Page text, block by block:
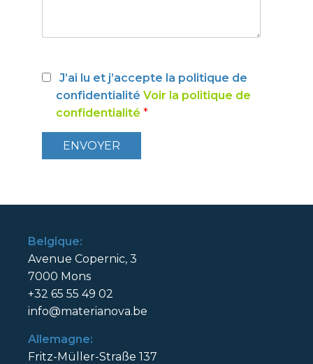
Belgique:
Avenue Copernic, 3
7000 Mons
+32 65 55 49 02
info@materianova.be
Allemagne:
Fritz-Müller-Straße 137
J’ai lu et j’accepte la politique de
confidentialité Voir la politique de
confidentialité *